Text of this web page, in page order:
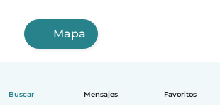
Buscar Mensajes Favoritos
Mapa